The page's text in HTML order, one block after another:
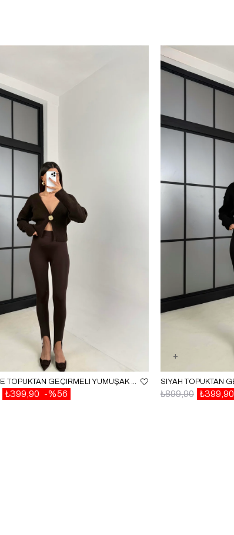
ACI KAHVE TOPUKTAN GEÇIRMELI YUMUŞAK DOKULU TAYT GAUS-00215
%56
₺399,90 ₺399,90
₺899,90